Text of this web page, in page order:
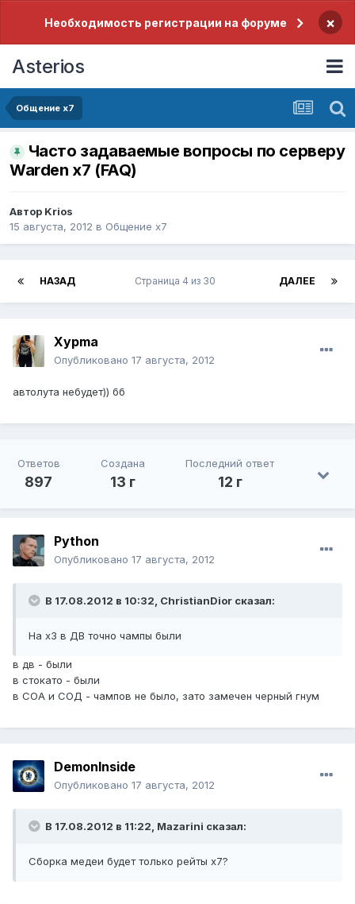
Необходимость регистрации на форуме ×
Asterios
Общение x7
Часто задаваемые вопросы по серверу
Warden x7 (FAQ)
Автор Krios
15 августа, 2012 в Общение x7
НАЗАД ДАЛЕЕ
Страница 4 из 30
Xypma
Опубликовано 17 августа, 2012
автолута небудет)) бб
Ответов
897
Создана
13 г
Последний ответ
12 г
Python
Опубликовано 17 августа, 2012
В 17.08.2012 в 10:32, ChristianDior сказал:
На х3 в ДВ точно чампы были
в дв - были
в стокато - были
в СОА и СОД - чампов не было, зато замечен черный гнум
DemonInside
Опубликовано 17 августа, 2012
В 17.08.2012 в 11:22, Mazarini сказал:
Сборка медеи будет только рейты х7?